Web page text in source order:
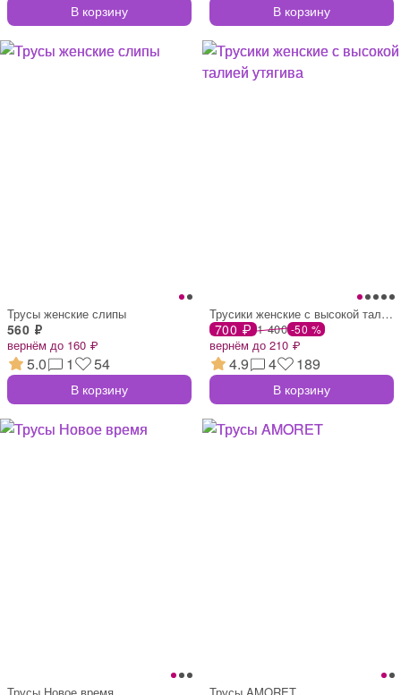
В корзину В корзину
Трусы женские слипы
560 ₽
вернём до 160 ₽
5.0 1 54
В корзину
Трусики женские с высокой талией утягива
700 ₽ 1 400 -50 %
вернём до 210 ₽
4.9 4 189
В корзину
Трусы Новое время Трусы AMORET